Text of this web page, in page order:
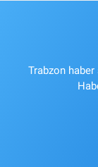
Trabzon